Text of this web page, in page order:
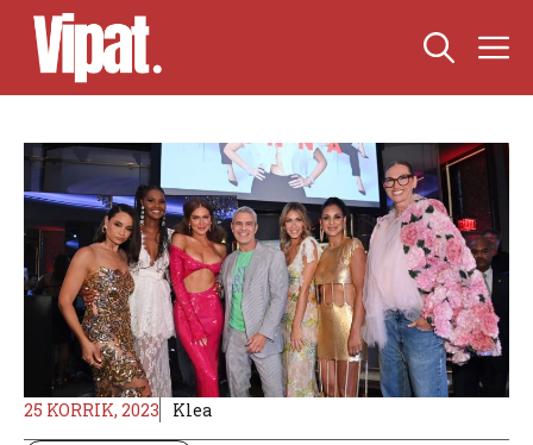
Skip
content
25 KORRIK, 2023 Klea